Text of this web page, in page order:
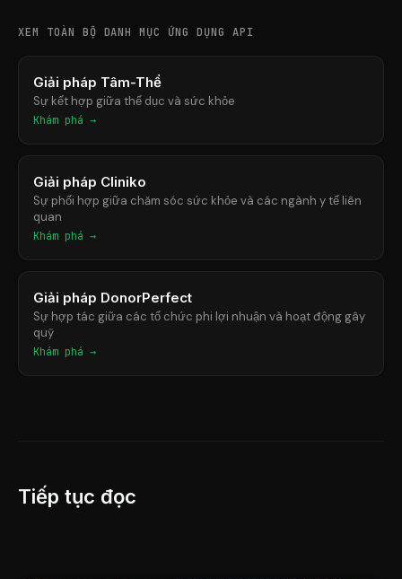
XEM TOÀN BỘ DANH MỤC ỨNG DỤNG API
Giải pháp Tâm-Thể
Sự kết hợp giữa thể dục và sức khỏe
Khám phá →
Giải pháp Cliniko
Sự phối hợp giữa chăm sóc sức khỏe và các ngành y tế liên
quan
Khám phá →
Giải pháp DonorPerfect
Sự hợp tác giữa các tổ chức phi lợi nhuận và hoạt động gây
quỹ
Khám phá →
Tiếp tục đọc